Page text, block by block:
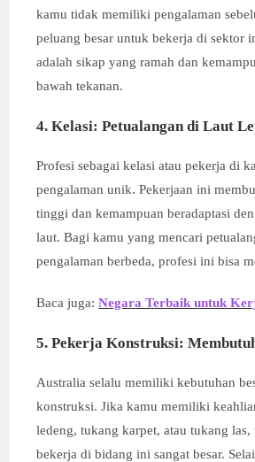
kamu tidak memiliki pengalaman
peluang besar untuk bekerja di sektor
adalah sikap yang ramah dan
bawah tekanan.
4. Kelasi: Petualangan di Laut
Profesi sebagai kelasi atau pekerja di
pengalaman unik. Pekerjaan ini
tinggi dan kemampuan beradaptasi
laut. Bagi kamu yang mencari
pengalaman berbeda, profesi ini bisa
Baca juga:Negara Terbaik untuk
5. Pekerja Konstruksi:
Australia selalu memiliki kebutuhan
konstruksi. Jika kamu memiliki
ledeng, tukang karpet, atau tukang
bekerja di bidang ini sangat besar.